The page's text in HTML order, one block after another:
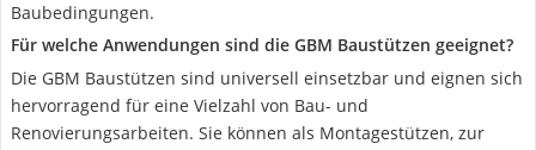
Baubedingungen.
Für welche Anwendungen sind die GBM Baustützen geeignet?
Die GBM Baustützen sind universell einsetzbar und eignen sich
hervorragend für eine Vielzahl von Bau- und
Renovierungsarbeiten. Sie können als Montagestützen, zur